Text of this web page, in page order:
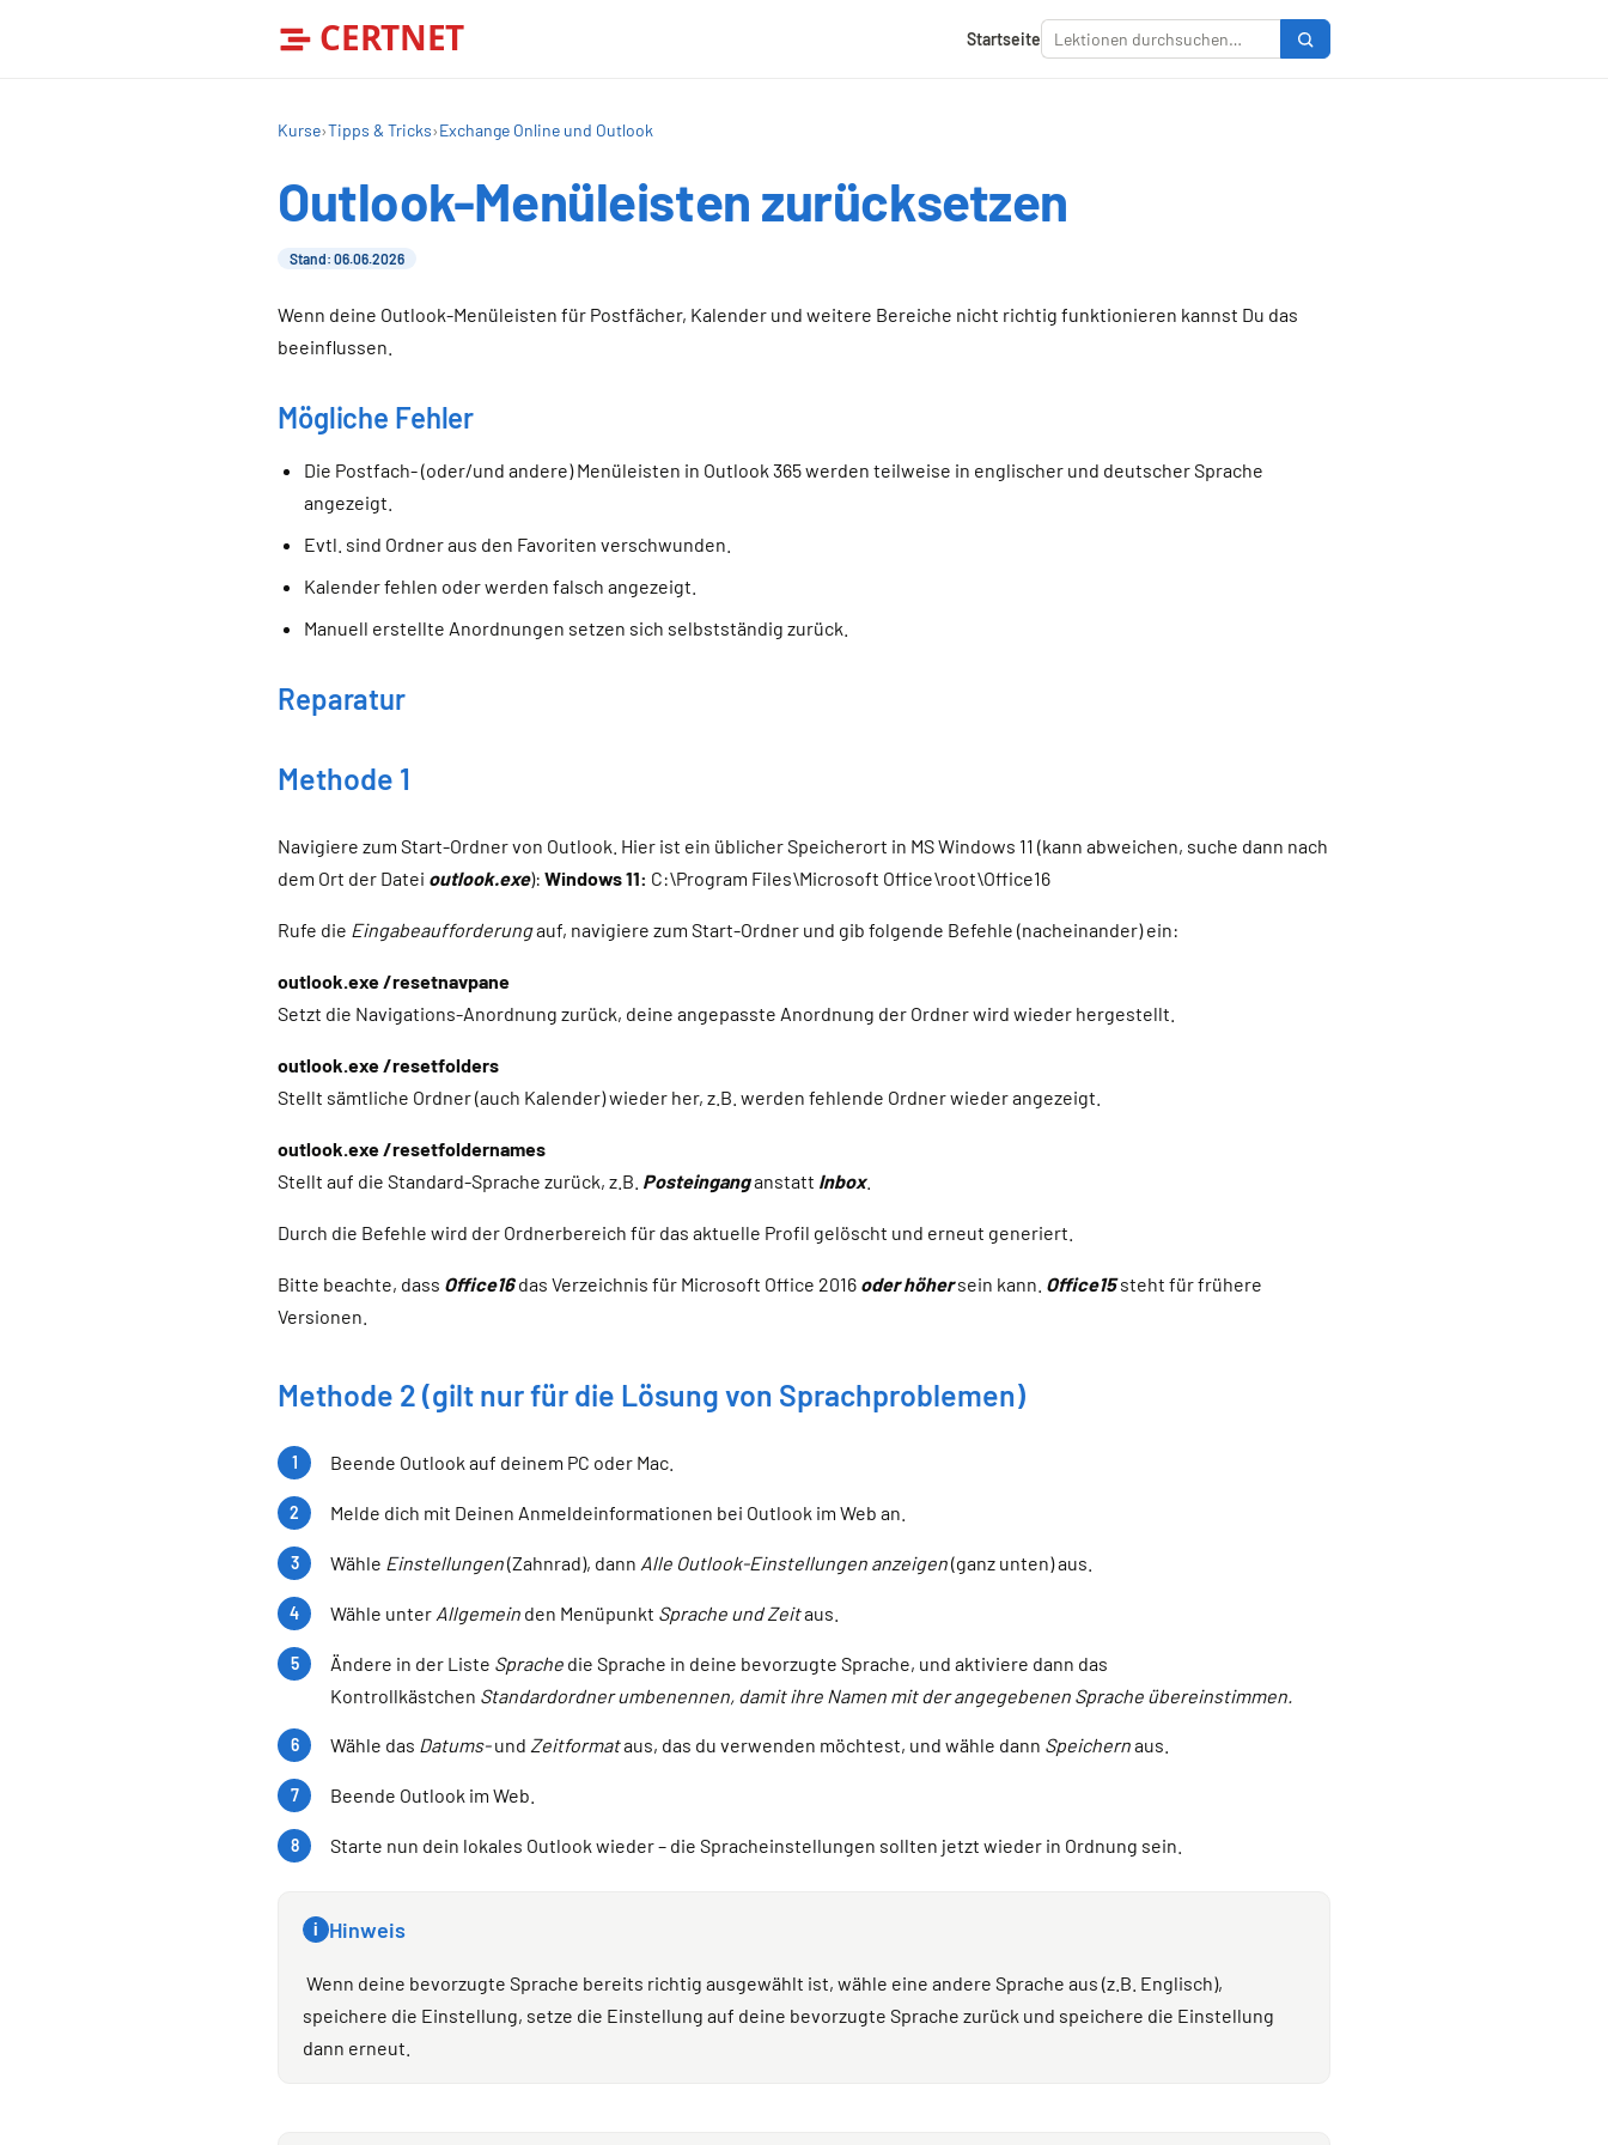
CERTNET Startseite
Kurse›Tipps & Tricks›Exchange Online und Outlook
Outlook-Menüleisten zurücksetzen
Stand: 06.06.2026
Wenn deine Outlook-Menüleisten für Postfächer, Kalender und weitere Bereiche nicht richtig funktionieren kannst Du das
beeinflussen.
Mögliche Fehler
Die Postfach- (oder/und andere) Menüleisten in Outlook 365 werden teilweise in englischer und deutscher Sprache
angezeigt.
Evtl. sind Ordner aus den Favoriten verschwunden.
Kalender fehlen oder werden falsch angezeigt.
Manuell erstellte Anordnungen setzen sich selbstständig zurück.
Reparatur
Methode 1
Navigiere zum Start-Ordner von Outlook. Hier ist ein üblicher Speicherort in MS Windows 11 (kann abweichen, suche dann nach
dem Ort der Datei outlook.exe): Windows 11: C:\Program Files\Microsoft Office\root\Office16
Rufe die Eingabeaufforderungauf, navigiere zum Start-Ordner und gib folgende Befehle (nacheinander) ein:
outlook.exe /resetnavpane
Setzt die Navigations-Anordnung zurück, deine angepasste Anordnung der Ordner wird wieder hergestellt.
outlook.exe /resetfolders
Stellt sämtliche Ordner (auch Kalender) wieder her, z.B. werden fehlende Ordner wieder angezeigt.
outlook.exe /resetfoldernames
Stellt auf die Standard-Sprache zurück, z.B. Posteinganganstatt Inbox.
Durch die Befehle wird der Ordnerbereich für das aktuelle Profil gelöscht und erneut generiert.
Bitte beachte, dass Office16das Verzeichnis für Microsoft Office 2016 oder höhersein kann. Office15steht für frühere
Versionen.
Methode 2 (gilt nur für die Lösung von Sprachproblemen)
Beende Outlook auf deinem PC oder Mac.
Melde dich mit Deinen Anmeldeinformationen bei Outlook im Web an.
Wähle Einstellungen(Zahnrad), dann Alle Outlook-Einstellungen anzeigen(ganz unten) aus.
Wähle unter Allgemein den Menüpunkt Sprache und Zeitaus.
Ändere in der Liste Sprache die Sprache in deine bevorzugte Sprache, und aktiviere dann das
Kontrollkästchen Standardordner umbenennen, damit ihre Namen mit der angegebenen Sprache übereinstimmen.
Wähle das Datums-und Zeitformataus, das du verwenden möchtest, und wähle dann Speichernaus.
Beende Outlook im Web.
Starte nun dein lokales Outlook wieder – die Spracheinstellungen sollten jetzt wieder in Ordnung sein.
i Hinweis
Wenn deine bevorzugte Sprache bereits richtig ausgewählt ist, wähle eine andere Sprache aus (z.B. Englisch),
speichere die Einstellung, setze die Einstellung auf deine bevorzugte Sprache zurück und speichere die Einstellung
dann erneut.